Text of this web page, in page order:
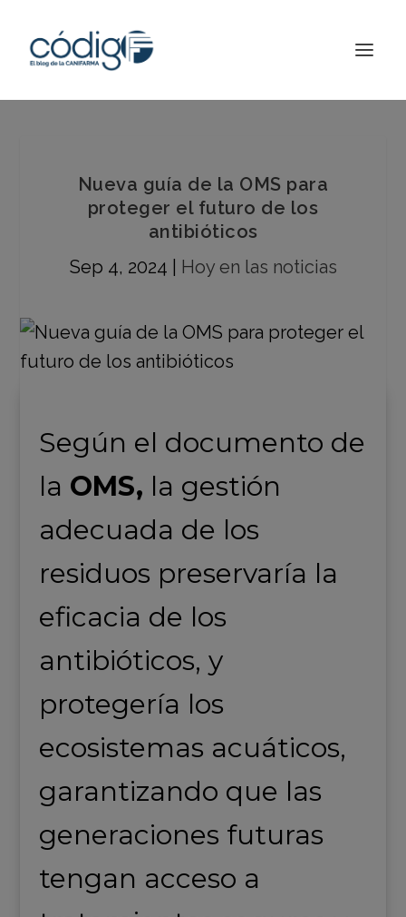
Nueva guía de la OMS para
proteger el futuro de los
antibióticos
Sep 4, 2024
Hoy en las noticias
Según el documento de
la OMS, la gestión
adecuada de los
residuos preservaría la
eficacia de los
antibióticos, y
protegería los
ecosistemas acuáticos,
garantizando que las
generaciones futuras
tengan acceso a